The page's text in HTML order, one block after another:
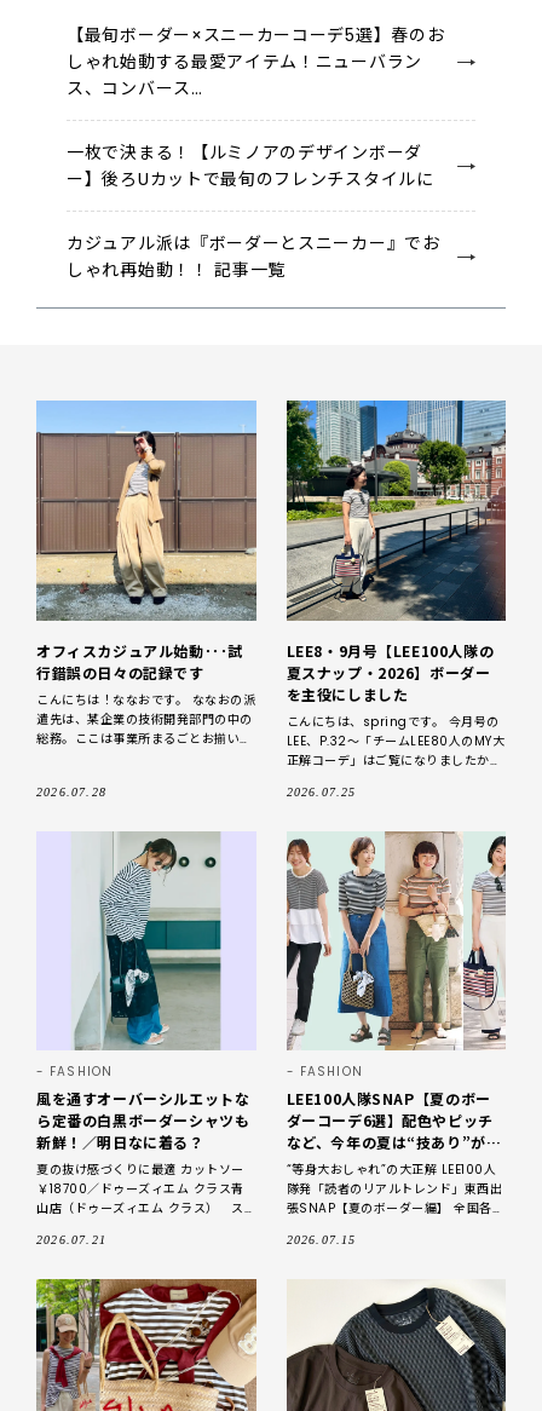
【最旬ボーダー×スニーカーコーデ5選】春のお
しゃれ始動する最愛アイテム！ニューバラン
ス、コンバース…
一枚で決まる！【ルミノアのデザインボーダ
ー】後ろUカットで最旬のフレンチスタイルに
カジュアル派は『ボーダーとスニーカー』でお
しゃれ再始動！！ 記事一覧
オフィスカジュアル始動･･･試
行錯誤の日々の記録です
こんにちは！ななおです。 ななおの派
遣先は、某企業の技術開発部門の中の
総務。ここは事業所まるごとお揃いの
はじめます！」とい
2026.07.28
LEE8・9月号【LEE100人隊の
夏スナップ・2026】ボーダー
を主役にしました
こんにちは、springです。 今月号の
LEE、P.32〜「チームLEE80人のMY大
正解コーデ」はご覧になりましたか？
LEE100人隊の私服
2026.07.25
FASHION
風を通すオーバーシルエットな
ら定番の白黒ボーダーシャツも
新鮮！／明日なに着る？
夏の抜け感づくりに最適 カットソー
￥18700／ドゥーズィエム クラス青
山店（ドゥーズィエム クラス） ス
ミネ横浜（マージ） パンツ￥47300
2026.07.21
FASHION
LEE100人隊SNAP【夏のボー
ダーコーデ6選】配色やピッチ
など、今年の夏は“技あり”が必
勝ルール！｜2026
“等身大おしゃれ”の大正解 LEE100人
隊発「読者のリアルトレンド」東西出
張SNAP【夏のボーダー編】 全国各地
「LEE100人隊」。仕事
2026.07.15